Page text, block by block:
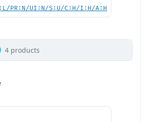
PR:N/UI:N/S:U/C:H/I:H/A:H
4 products